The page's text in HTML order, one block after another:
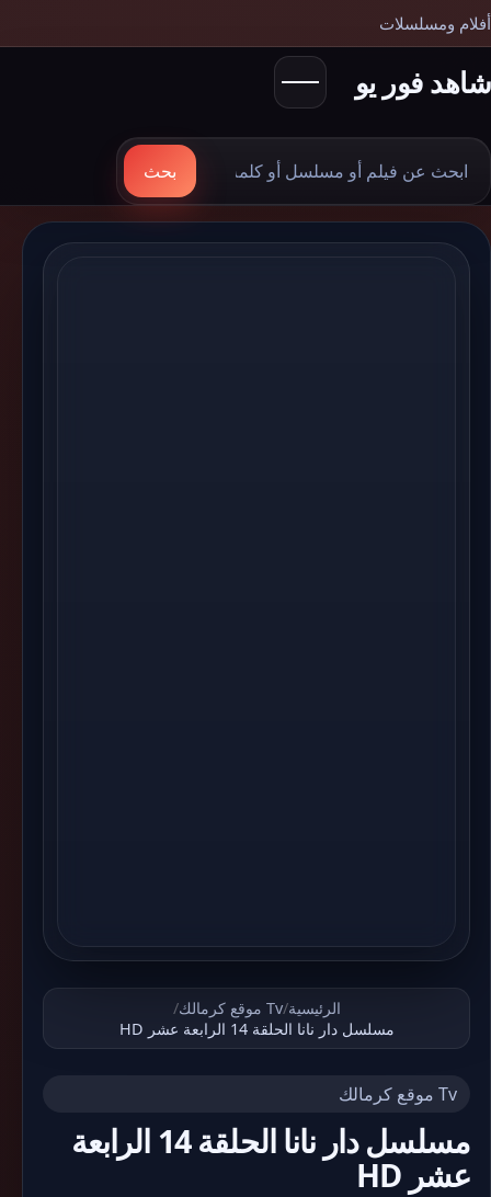
أفلام ومسلسلات
شاهد فور يو
ابحث
بحث
الرئيسية/Tv موقع كرمالك
/
مسلسل دار نانا الحلقة 14 الرابعة عشر HD
Tv موقع كرمالك
مسلسل دار نانا الحلقة 14 الرابعة
عشر HD